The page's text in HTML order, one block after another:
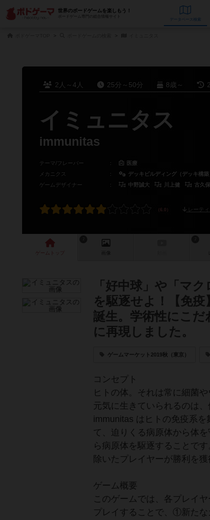
世界のボードゲームを楽しもう！
ボードゲーム専門の総合情報サイト
データベー
2人～4人 25分～50分 8歳～
イミュニタス
immunitas
テーマ/フレーバー ：
医療
メカニクス
： デッキビルディング（デッキ構築
ゲームデザイナー
： 中野誠大 川上健 古久
レーティ
ゲーム 画像
「好中球」や「マ
を駆逐せよ！【免
誕生。学術性にこ
に再現しました。
ゲームマーケット2019秋（東京）
コンセプト
ヒトの体。それは常に細菌
元気に生きていられるのは
immunitas はヒトの免疫系
て、迫りくる病原体から体
ら病原体を駆逐することで
除いたプレイヤーが勝利を獲
ゲーム概要
このゲームでは、各プレイ
プレイすることで、①新た